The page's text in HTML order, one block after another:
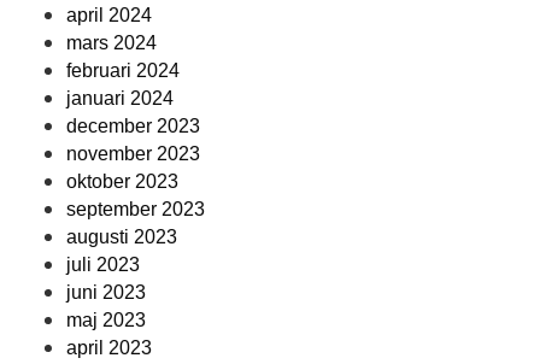
april 2024
mars 2024
februari 2024
januari 2024
december 2023
november 2023
oktober 2023
september 2023
augusti 2023
juli 2023
juni 2023
maj 2023
april 2023